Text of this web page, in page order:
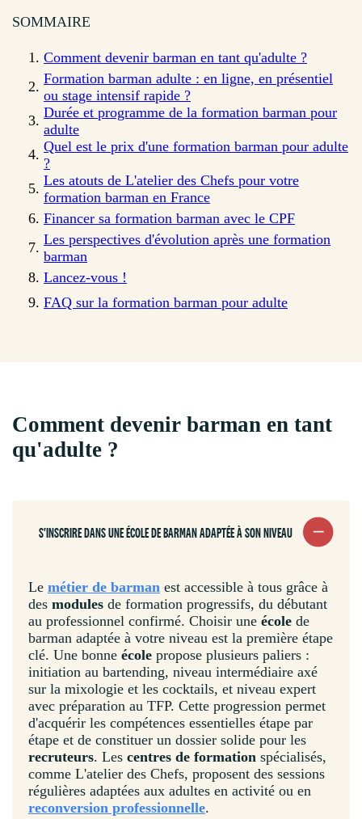
SOMMAIRE
Comment devenir barman en tant qu'adulte ?
Formation barman adulte : en ligne, en présentiel
ou stage intensif rapide ?
Durée et programme de la formation barman pour
adulte
Quel est le prix d'une formation barman pour adulte
?
Les atouts de L'atelier des Chefs pour votre
formation barman en France
Financer sa formation barman avec le CPF
Les perspectives d'évolution après une formation
barman
Lancez-vous !
FAQ sur la formation barman pour adulte
Comment devenir barman en tant
qu'adulte ?
S'INSCRIRE DANS UNE ÉCOLE DE BARMAN ADAPTÉE À SON NIVEAU
Le métier de barman est accessible à tous grâce à
des modules de formation progressifs, du débutant
au professionnel confirmé. Choisir une école de
barman adaptée à votre niveau est la première étape
clé. Une bonne école propose plusieurs paliers :
initiation au bartending, niveau intermédiaire axé
sur la mixologie et les cocktails, et niveau expert
avec préparation au TFP. Cette progression permet
d'acquérir les compétences essentielles étape par
étape et de constituer un dossier solide pour les
recruteurs. Les centres de formation spécialisés,
comme L'atelier des Chefs, proposent des sessions
régulières adaptées aux adultes en activité ou en
reconversion professionnelle.